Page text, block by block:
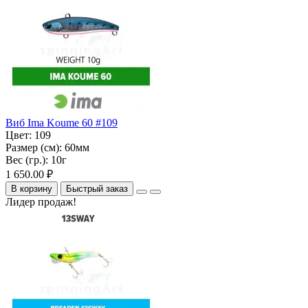
Виб Ima Koume 60 #109
Цвет: 109
Размер (см): 60мм
Вес (гр.): 10г
1 650.00 ₽
В корзину Быстрый заказ
Лидер продаж!